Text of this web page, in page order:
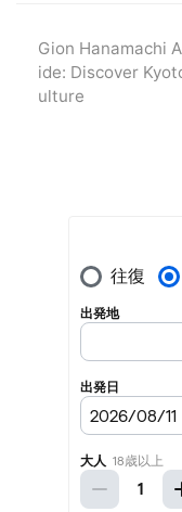
Gion Hanamachi
ide: Discover
ulture